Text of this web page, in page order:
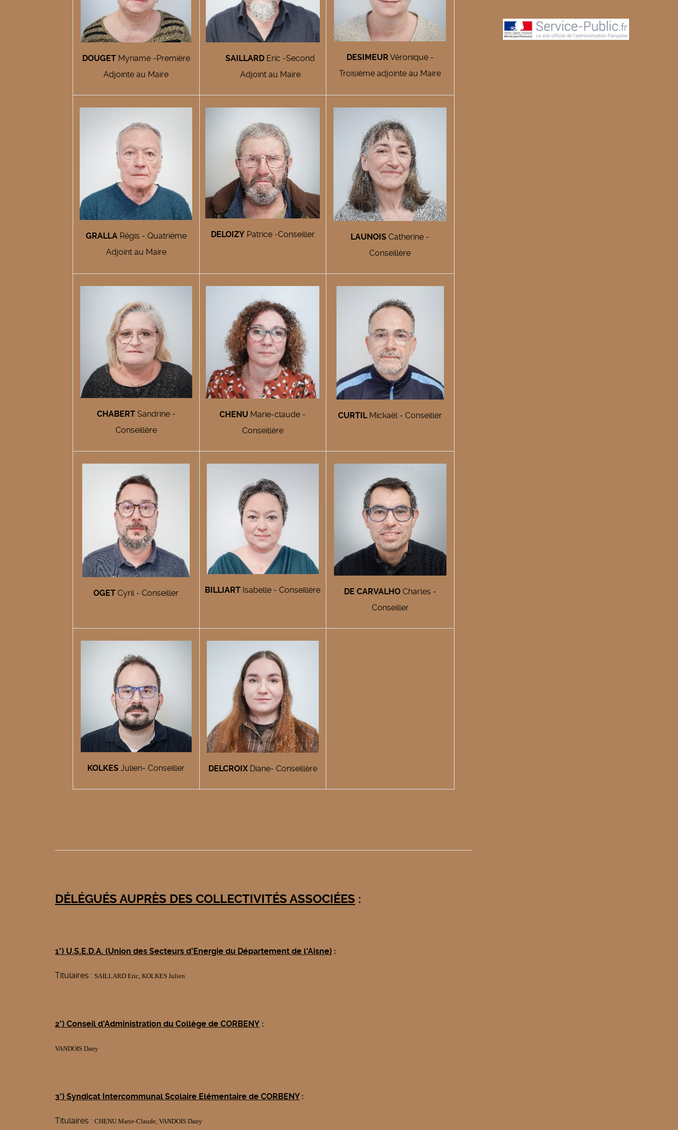
DOUGETMyriame -Première
Adjointe au Maire
SAILLARD Eric -Second
Adjoint au Maire
DESIMEUR Véronique -
Troisième adjointe au Maire
GRALLARégis - Quatrième
Adjoint au Maire
DELOIZYPatrice -Conseiller LAUNOIS Catherine -
Conseillère
CHABERTSandrine -
Conseillère
CHENU Marie-claude -
Conseillère
CURTILMickaël - Conseiller
OGET Cyril - Conseiller BILLIART Isabelle - Conseillère DE CARVALHOCharles -
Conseiller
KOLKES Julien- Conseiller DELCROIXDiane- Conseillère
DÉLÉGUÉS AUPRÈS DES COLLECTIVITÉS ASSOCIÉES :
1°) U.S.E.D.A. (Union des Secteurs d'Energie du Département de l'Aisne) :
Titulaires : SAILLARD Eric, KOLKES Julien
2°) Conseil d'Administration du Collège de CORBENY :
VANDOIS Dany
3°) Syndicat Intercommunal Scolaire Elémentaire de CORBENY:
Titulaires : CHENU Marie-Claude, VANDOIS Dany